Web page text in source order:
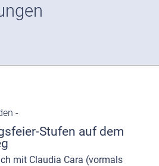
-
Stufen auf dem
mit Claudia Cara (vormals